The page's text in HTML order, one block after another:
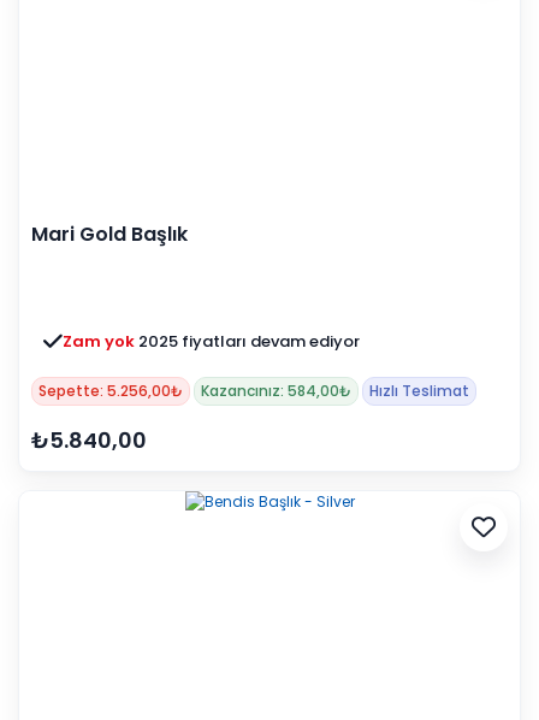
Mari Gold Başlık
Zam yok 2025 fiyatları devam ediyor
Sepette: 5.256,00₺ Kazancınız: 584,00₺ Hızlı Teslimat
₺5.840,00